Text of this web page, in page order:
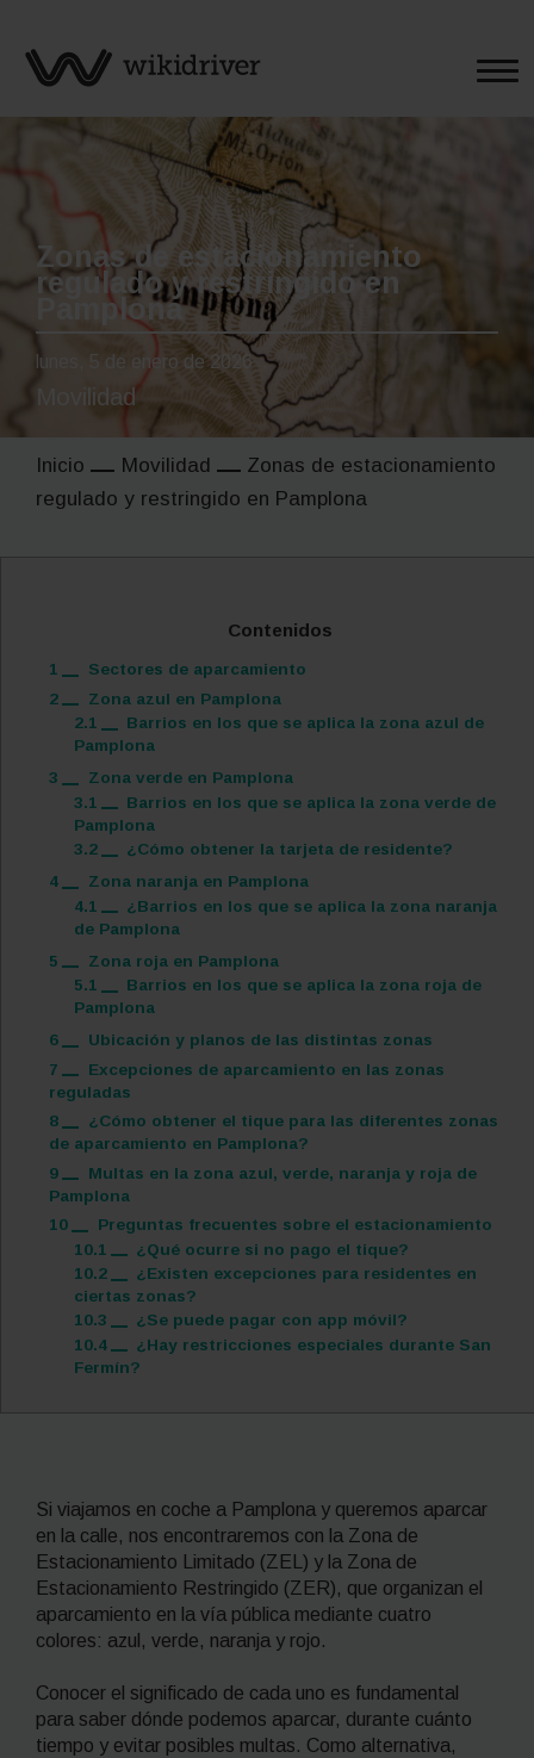
Zonas de estacionamiento
regulado y restringido en
Pamplona
lunes, 5 de enero de 2026
Movilidad
Inicio Movilidad
Zonas de estacionamiento
regulado y restringido en Pamplona
Contenidos
1
Sectores de aparcamiento
2
Zona azul en Pamplona
2.1
Barrios en los que se aplica la zona azul de
Pamplona
3
Zona verde en Pamplona
3.1
Barrios en los que se aplica la zona verde de
Pamplona
3.2
¿Cómo obtener la tarjeta de residente?
4
Zona naranja en Pamplona
4.1
¿Barrios en los que se aplica la zona naranja
de Pamplona
5
Zona roja en Pamplona
5.1
Barrios en los que se aplica la zona roja de
Pamplona
6
Ubicación y planos de las distintas zonas
7
Excepciones de aparcamiento en las zonas
reguladas
8
¿Cómo obtener el tique para las diferentes zonas
de aparcamiento en Pamplona?
9
Multas en la zona azul, verde, naranja y roja de
Pamplona
10
Preguntas frecuentes sobre el estacionamiento
10.1
¿Qué ocurre si no pago el tique?
10.2
¿Existen excepciones para residentes en
ciertas zonas?
10.3
¿Se puede pagar con app móvil?
10.4
¿Hay restricciones especiales durante San
Fermín?
Si viajamos en coche a Pamplona y queremos aparcar
en la calle, nos encontraremos con la Zona de
Estacionamiento Limitado (ZEL) y la Zona de
Estacionamiento Restringido (ZER), que organizan el
aparcamiento en la vía pública mediante cuatro
colores: azul, verde, naranja y rojo.
Conocer el significado de cada uno es fundamental
para saber dónde podemos aparcar, durante cuánto
tiempo y evitar posibles multas. Como alternativa,